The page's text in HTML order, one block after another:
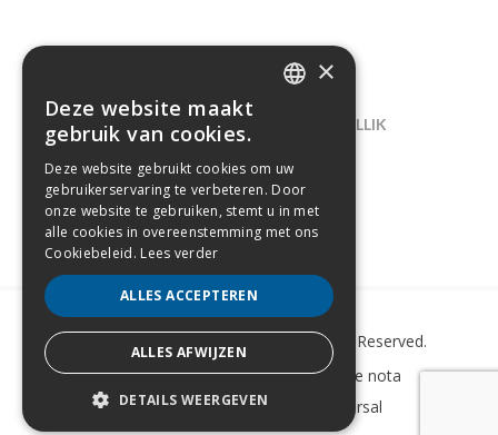
CONTACT
LELIEGAARDE 22, B-1731 ZELLIK
02/238.10.11
INFO@CREAMODA.BE
BE0407.694.265
Copyright © 2022 Creamoda. All Rights Reserved.
Sitemap–Cookie Policy–Wettelijke nota
Website laten maken door Conversal
×
Deze website maakt
gebruik van cookies.
Deze website gebruikt cookies om uw
gebruikerservaring te verbeteren. Door
onze website te gebruiken, stemt u in met
alle cookies in overeenstemming met ons
Cookiebeleid. Lees verder
ALLES ACCEPTEREN
ALLES AFWIJZEN
DETAILS WEERGEVEN